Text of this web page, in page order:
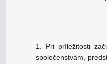
1. Pri príležitosti
spoločenstvám,